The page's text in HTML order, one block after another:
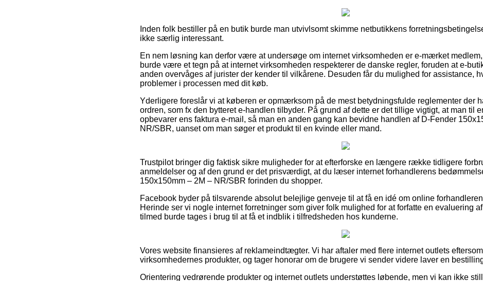
Inden folk bestiller på en butik burde man utvivlsomt skimme netbutikkens
ikke særlig interessant.
En nem løsning kan derfor være at undersøge om internet virksomheden er e-mærket
burde være et tegn på at internet virksomheden respekterer de danske regler, foruden at e-
anden overvåges af jurister der kender til vilkårene. Desuden får du mulighed for assistance,
problemer i processen med dit køb.
Yderligere foreslår vi at køberen er opmærksom på de mest betydningsfulde reglementer der
ordren, som fx den bytteret e-handlen tilbyder. På grund af dette er det tillige vigtigt, at man til
opbevarer ens faktura e-mail, så man en anden gang kan bevidne handlen af D-Fender
NR/SBR, uanset om man søger et produkt til en kvinde eller mand.
Trustpilot bringer dig faktisk sikre muligheder for at efterforske en længere række tidligere
anmeldelser og af den grund er det prisværdigt, at du læser internet forhandlerens
150x150mm – 2M – NR/SBR forinden du shopper.
Facebook byder på tilsvarende absolut belejlige genveje til at få en idé om online
Herinde ser vi nogle internet forretninger som giver folk mulighed for at forfatte en evaluering
tilmed burde tages i brug til at få et indblik i tilfredsheden hos kunderne.
Vores website finansieres af reklameindtægter. Vi har aftaler med flere internet outlets
virksomhedernes produkter, og tager honorar om de brugere vi sender videre laver en
Orientering vedrørende produkter og internet outlets understøttes løbende, men vi kan ikke